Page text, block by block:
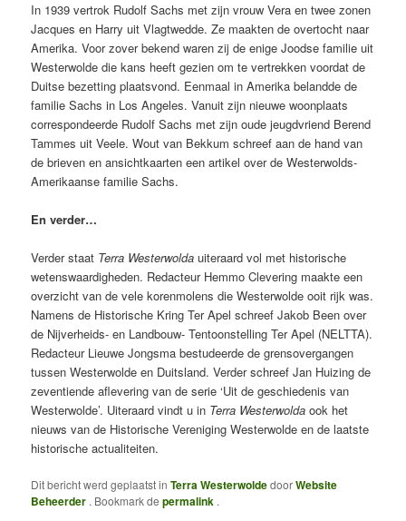
In 1939 vertrok Rudolf Sachs met zijn vrouw Vera en twee zonen
Jacques en Harry uit Vlagtwedde. Ze maakten de overtocht naar
Amerika. Voor zover bekend waren zij de enige Joodse familie uit
Westerwolde die kans heeft gezien om te vertrekken voordat de
Duitse bezetting plaatsvond. Eenmaal in Amerika belandde de
familie Sachs in Los Angeles. Vanuit zijn nieuwe woonplaats
correspondeerde Rudolf Sachs met zijn oude jeugdvriend Berend
Tammes uit Veele. Wout van Bekkum schreef aan de hand van
de brieven en ansichtkaarten een artikel over de Westerwolds-
Amerikaanse familie Sachs.
En verder…
Verder staat Terra Westerwolda uiteraard vol met historische
wetenswaardigheden. Redacteur Hemmo Clevering maakte een
overzicht van de vele korenmolens die Westerwolde ooit rijk was.
Namens de Historische Kring Ter Apel schreef Jakob Been over
de Nijverheids- en Landbouw- Tentoonstelling Ter Apel (NELTTA).
Redacteur Lieuwe Jongsma bestudeerde de grensovergangen
tussen Westerwolde en Duitsland. Verder schreef Jan Huizing de
zeventiende aflevering van de serie ‘Uit de geschiedenis van
Westerwolde’. Uiteraard vindt u in Terra Westerwoldaook het
nieuws van de Historische Vereniging Westerwolde en de laatste
historische actualiteiten.
Dit bericht werd geplaatst inTerra WesterwoldedoorWebsite
Beheerder . Bookmark depermalink .